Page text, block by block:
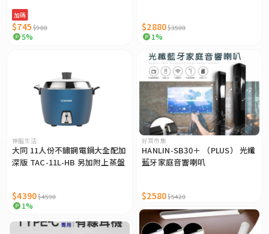
加碼
$745 $980
5%
$2880$3500
1%
神腦生活
大同 11人份不鏽鋼電鍋大全配加
深版 TAC-11L-HB 另加附上蒸盤
$4390$4590
1%
好買市集
HANLIN-SB30＋ （PLUS） 光纖
藍牙家庭音響喇叭
$2580$5420